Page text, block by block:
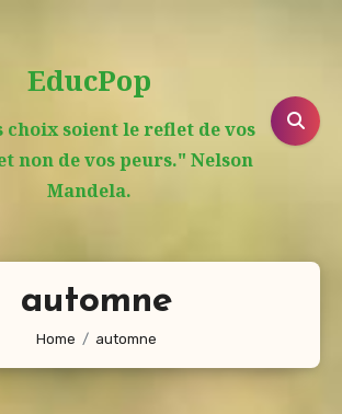
EducPop
choix soient le reflet de vos
non de vos peurs." Nelson
Mandela.
automne
Home automne